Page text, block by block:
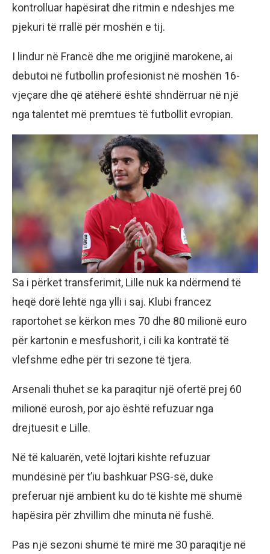
kontrolluar hapësirat dhe ritmin e ndeshjes me
pjekuri të rrallë për moshën e tij.
I lindur në Francë dhe me origjinë marokene, ai
debutoi në futbollin profesionist në moshën 16-
vjeçare dhe që atëherë është shndërruar në një
nga talentet më premtues të futbollit evropian.
Sa i përket transferimit, Lille nuk ka ndërmend të
heqë dorë lehtë nga ylli i saj. Klubi francez
raportohet se kërkon mes 70 dhe 80 milionë euro
për kartonin e mesfushorit, i cili ka kontratë të
vlefshme edhe për tri sezone të tjera.
Arsenali thuhet se ka paraqitur një ofertë prej 60
milionë eurosh, por ajo është refuzuar nga
drejtuesit e Lille.
Në të kaluarën, vetë lojtari kishte refuzuar
mundësinë për t’iu bashkuar PSG-së, duke
preferuar një ambient ku do të kishte më shumë
hapësira për zhvillim dhe minuta në fushë.
Pas një sezoni shumë të mirë me 30 paraqitje në